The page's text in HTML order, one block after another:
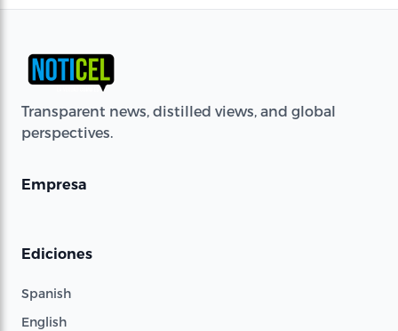
Transparent news, distilled views, and global
perspectives.
Empresa
Ediciones
Spanish
English